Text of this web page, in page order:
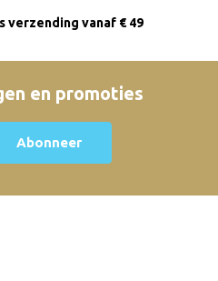
verzending vanaf € 49
en promoties
Abonneer